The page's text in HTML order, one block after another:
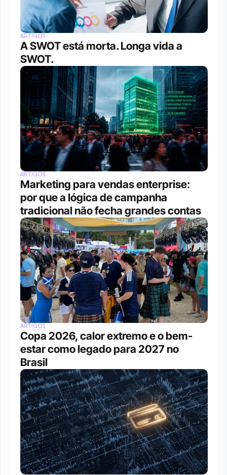
ARTIGOS
A SWOT está morta. Longa vida a
SWOT.
ARTIGOS
Marketing para vendas enterprise:
por que a lógica de campanha
tradicional não fecha grandes contas
ARTIGOS
Copa 2026, calor extremo e o bem-
estar como legado para 2027 no
Brasil